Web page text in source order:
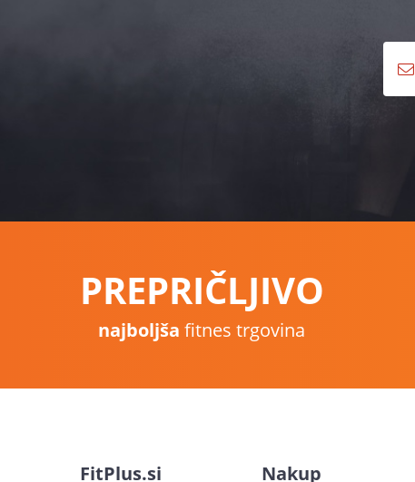
PREPRIČLJIVO
najboljša fitnes trgovina
FitPlus.si Nakup